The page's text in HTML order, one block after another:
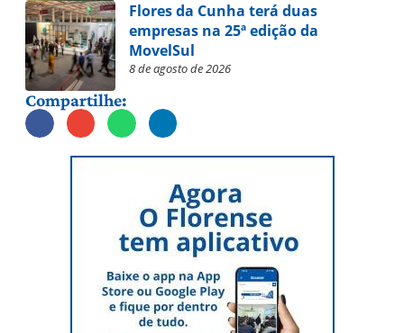
Flores da Cunha terá duas
empresas na 25ª edição da
MovelSul
8 de agosto de 2026
Compartilhe: